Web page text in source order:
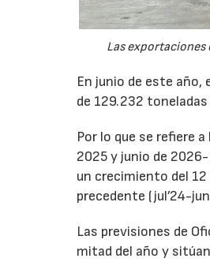
Las exportaciones
En junio de este año,
de 129.232
Por lo que se refiere
2025 y junio de
un crecimiento del
precedente (jul’24-
Las previsiones de
mitad del año y